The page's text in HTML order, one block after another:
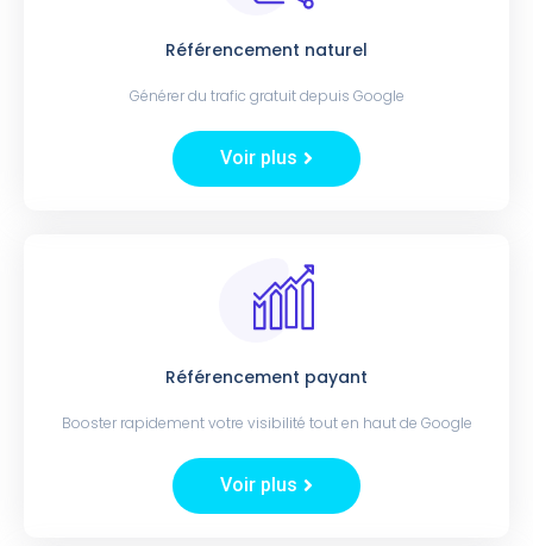
Référencement naturel
Générer du trafic gratuit depuis Google
Voir plus
Référencement payant
Booster rapidement votre visibilité tout en haut de Google
Voir plus